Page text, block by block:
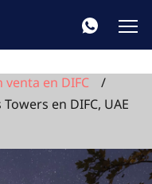
en DIFC
en DIFC, UAE